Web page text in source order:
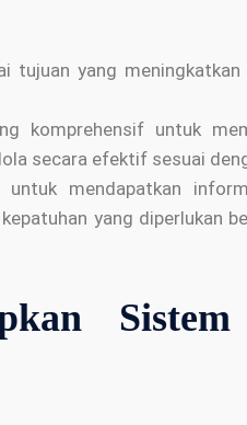
tujuan yang
komprehensif untuk
secara efektif sesuai
untuk mendapatkan
yang diperlukan
Sistem